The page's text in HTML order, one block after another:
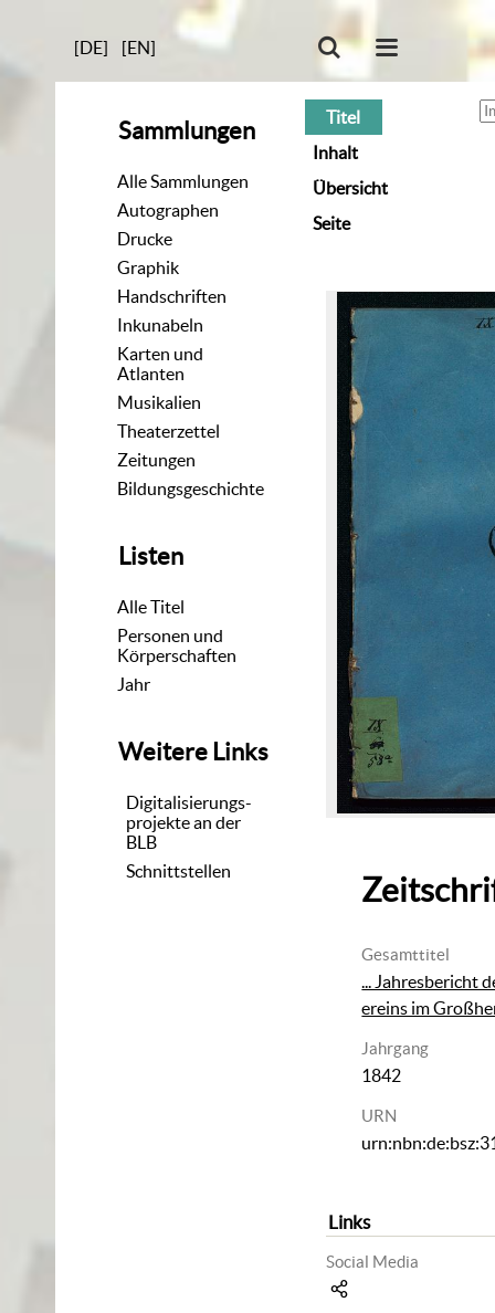
[DE] [EN]
Sammlungen
Alle Sammlungen
Autographen
Drucke
Graphik
Handschriften
Inkunabeln
Karten und
Atlanten
Musikalien
Theaterzettel
Zeitungen
Bildungsgeschichte
Listen
Alle Titel
Personen und
Körperschaften
Jahr
Weitere Links
Digitalisierungs-
projekte an der
BLB
Schnittstellen
Titel
Inhalt
Übersicht
Seite
Gesamttitel
... Jahresbericht
ereins im
Jahrgang
1842
URN
Links
Social Media